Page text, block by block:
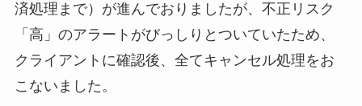
済処理まで）が進んでおりましたが、不正リスク
「高」のアラートがびっしりとついていたため、
クライアントに確認後、全てキャンセル処理をお
こないました。